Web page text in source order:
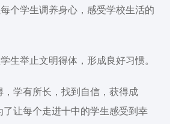
个学生调养身心，感受学校生活的
生举止文明得体，形成良好习惯。
，学有所长，找到自信，获得成
了让每个走进十中的学生感受到幸